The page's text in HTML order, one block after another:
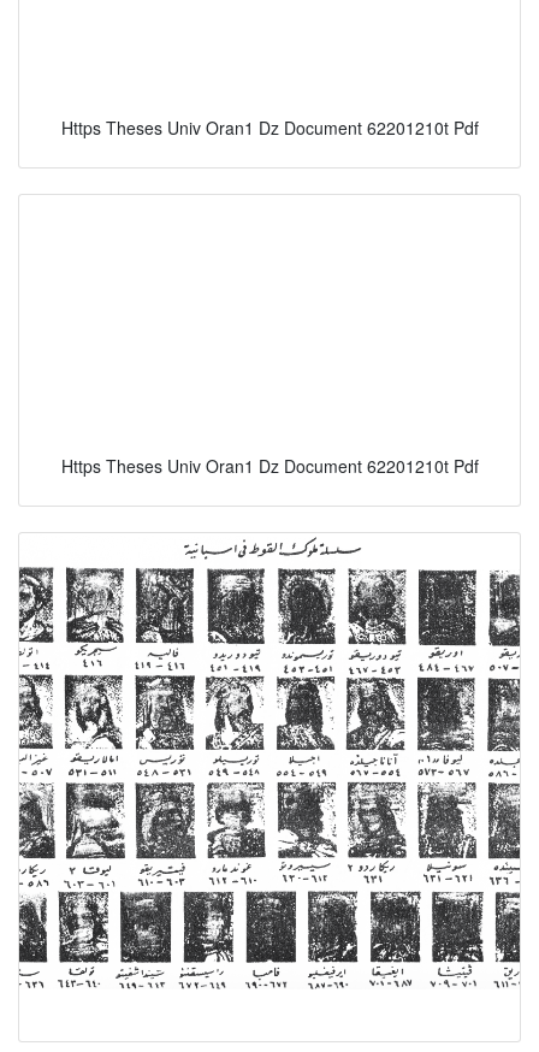
Https Theses Univ Oran1 Dz Document 62201210t Pdf
Https Theses Univ Oran1 Dz Document 62201210t Pdf